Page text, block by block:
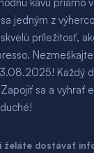
jedným z
príležitosť,
Každý
sa a vyhrať
želáte dostávať